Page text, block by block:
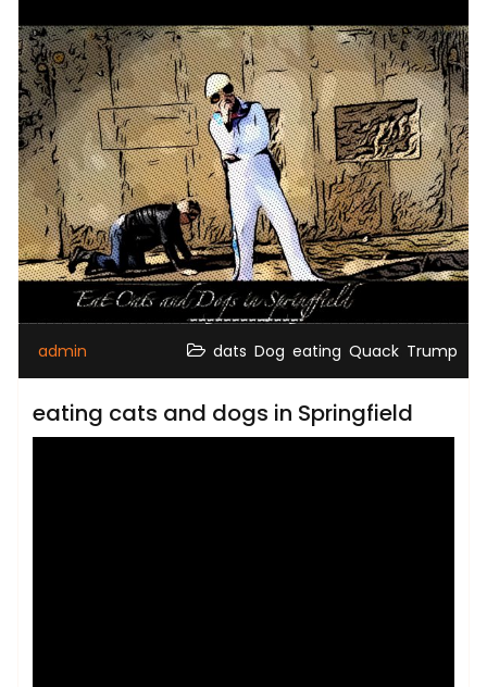
admin dats Dog eating Quack Trump
eating cats and dogs in Springfield